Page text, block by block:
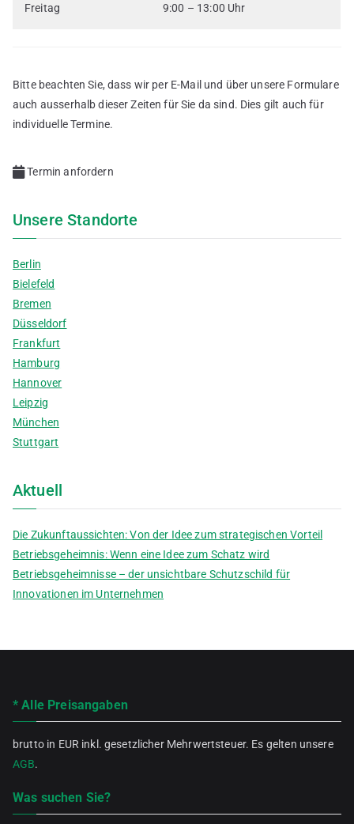
Freitag 9:00 – 13:00 Uhr
Bitte beachten Sie, dass wir per E-Mail und über unsere Formulare
auch ausserhalb dieser Zeiten für Sie da sind. Dies gilt auch für
individuelle Termine.
Termin anfordern
Unsere Standorte
Berlin
Bielefeld
Bremen
Düsseldorf
Frankfurt
Hamburg
Hannover
Leipzig
München
Stuttgart
Aktuell
Die Zukunftaussichten: Von der Idee zum strategischen Vorteil
Betriebsgeheimnis: Wenn eine Idee zum Schatz wird
Betriebsgeheimnisse – der unsichtbare Schutzschild für
Innovationen im Unternehmen
* Alle Preisangaben
brutto in EUR inkl. gesetzlicher Mehrwertsteuer. Es gelten unsere
AGB.
Was suchen Sie?